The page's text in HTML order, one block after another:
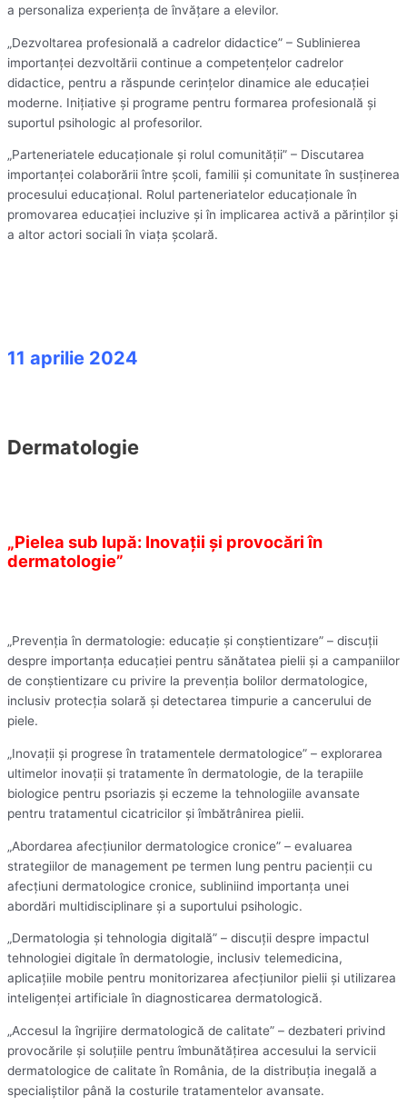
a personaliza experiența de învățare a elevilor.
„Dezvoltarea profesională a cadrelor didactice” – Sublinierea
importanței dezvoltării continue a competențelor cadrelor
didactice, pentru a răspunde cerințelor dinamice ale educației
moderne. Inițiative și programe pentru formarea profesională și
suportul psihologic al profesorilor.
„Parteneriatele educaționale și rolul comunității” – Discutarea
importanței colaborării între școli, familii și comunitate în susținerea
procesului educațional. Rolul parteneriatelor educaționale în
promovarea educației incluzive și în implicarea activă a părinților și
a altor actori sociali în viața școlară.
11 aprilie 2024
Dermatologie
„Pielea sub lupă: Inovații și provocări în
dermatologie”
„Prevenția în dermatologie: educație și conștientizare” – discuții
despre importanța educației pentru sănătatea pielii și a campaniilor
de conștientizare cu privire la prevenția bolilor dermatologice,
inclusiv protecția solară și detectarea timpurie a cancerului de
piele.
„Inovații și progrese în tratamentele dermatologice” – explorarea
ultimelor inovații și tratamente în dermatologie, de la terapiile
biologice pentru psoriazis și eczeme la tehnologiile avansate
pentru tratamentul cicatricilor și îmbătrânirea pielii.
„Abordarea afecțiunilor dermatologice cronice” – evaluarea
strategiilor de management pe termen lung pentru pacienții cu
afecțiuni dermatologice cronice, subliniind importanța unei
abordări multidisciplinare și a suportului psihologic.
„Dermatologia și tehnologia digitală” – discuții despre impactul
tehnologiei digitale în dermatologie, inclusiv telemedicina,
aplicațiile mobile pentru monitorizarea afecțiunilor pielii și utilizarea
inteligenței artificiale în diagnosticarea dermatologică.
„Accesul la îngrijire dermatologică de calitate” – dezbateri privind
provocările și soluțiile pentru îmbunătățirea accesului la servicii
dermatologice de calitate în România, de la distribuția inegală a
specialiștilor până la costurile tratamentelor avansate.